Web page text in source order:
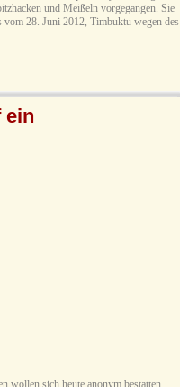
und Meißeln vorgegangen. Sie
vom 28. Juni 2012, Timbuktu wegen des
ein
wollen sich heute anonym bestatten